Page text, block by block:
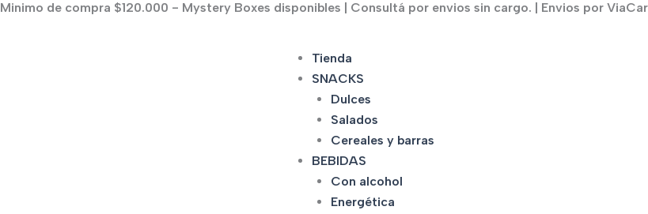
Ir
Minimo de compra $120.000 - Mystery Boxes disponibles | Consultá por envios sin cargo. | Envios por
Tienda
SNACKS
Dulces
Salados
Cereales y barras
BEBIDAS
Con alcohol
Energética